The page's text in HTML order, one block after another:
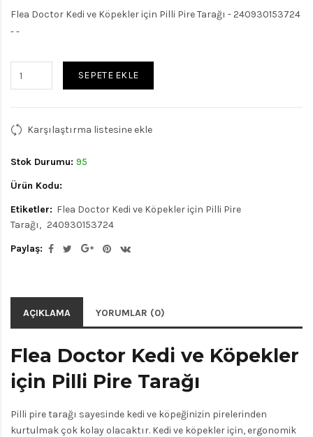
Flea Doctor Kedi ve Köpekler için Pilli Pire Tarağı - 240930153724
- -
SEPETE EKLE
Karşılaştırma listesine ekle
Stok Durumu: 95
Ürün Kodu:
Etiketler: Flea Doctor Kedi ve Köpekler için Pilli Pire
Tarağı
240930153724
Paylaş:
AÇIKLAMA YORUMLAR (0)
Flea Doctor Kedi ve Köpekler
için Pilli Pire Tarağı
Pilli pire tarağı sayesinde kedi ve köpeğinizin pirelerinden
kurtulmak çok kolay olacaktır. Kedi ve köpekler için, ergonomik